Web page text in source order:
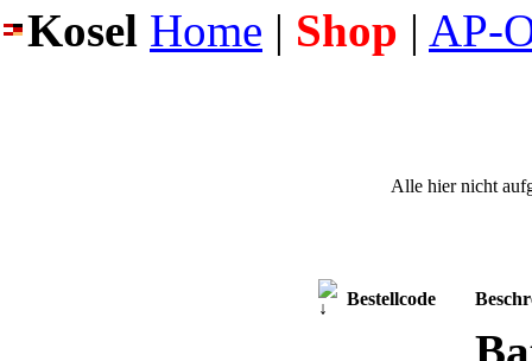
Kosel Home | Shop | AP-
Alle hier nicht
Bestellcode